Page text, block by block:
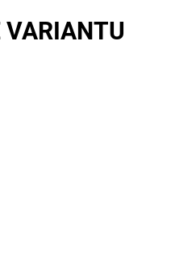
VARIANTU